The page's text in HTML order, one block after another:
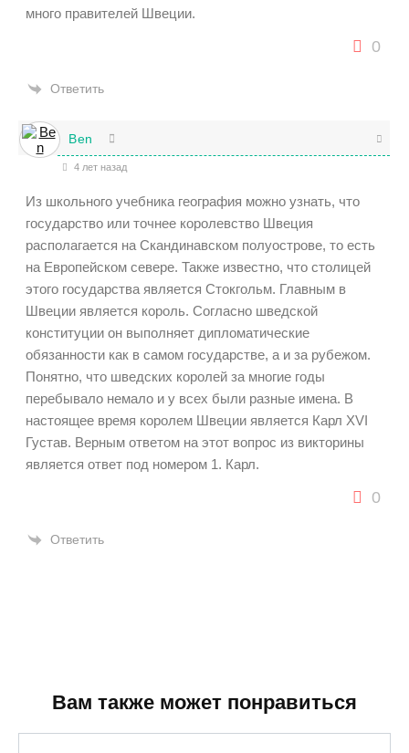
много правителей Швеции.
0
Ответить
Ben
4 лет назад
Из школьного учебника география можно узнать, что
государство или точнее королевство Швеция
располагается на Скандинавском полуострове, то есть
на Европейском севере. Также известно, что столицей
этого государства является Стокгольм. Главным в
Швеции является король. Согласно шведской
конституции он выполняет дипломатические
обязанности как в самом государстве, а и за рубежом.
Понятно, что шведских королей за многие годы
перебывало немало и у всех были разные имена. В
настоящее время королем Швеции является Карл XVI
Густав. Верным ответом на этот вопрос из викторины
является ответ под номером 1. Карл.
0
Ответить
Вам также может понравиться